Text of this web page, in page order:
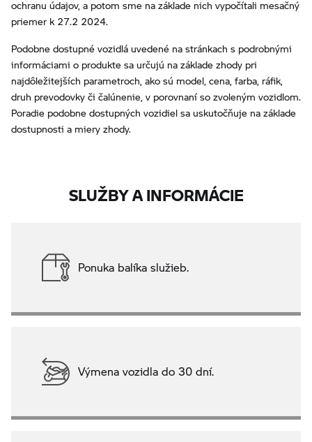
ochranu údajov, a potom sme na základe nich vypočítali mesačný
priemer k 27.2 2024.
Podobne dostupné vozidlá uvedené na stránkach s podrobnými
informáciami o produkte sa určujú na základe zhody pri
najdôležitejších parametroch, ako sú model, cena, farba, ráfik,
druh prevodovky či čalúnenie, v porovnaní so zvoleným vozidlom.
Poradie podobne dostupných vozidiel sa uskutočňuje na základe
dostupnosti a miery zhody.
SLUŽBY A INFORMÁCIE
Ponuka balíka služieb.
Výmena vozidla do 30 dní.